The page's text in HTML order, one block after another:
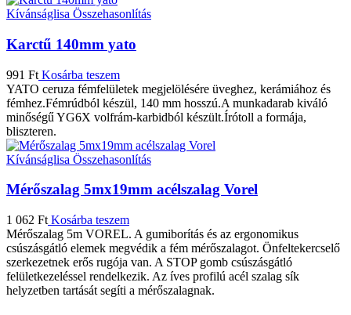
Kívánságlisa Összehasonlítás
Karctű 140mm yato
991 Ft Kosárba teszem
YATO ceruza fémfelületek megjelölésére üveghez, kerámiához és
fémhez.Fémrúdból készül, 140 mm hosszú.A munkadarab kiváló
minőségű YG6X volfrám-karbidból készült.Írótoll a formája,
bliszteren.
Kívánságlisa Összehasonlítás
Mérőszalag 5mx19mm acélszalag Vorel
1 062 Ft Kosárba teszem
Mérőszalag 5m VOREL. A gumiborítás és az ergonomikus
csúszásgátló elemek megvédik a fém mérőszalagot. Önfeltekercselő
szerkezetnek erős rugója van. A STOP gomb csúszásgátló
felületkezeléssel rendelkezik. Az íves profilú acél szalag sík
helyzetben tartását segíti a mérőszalagnak.